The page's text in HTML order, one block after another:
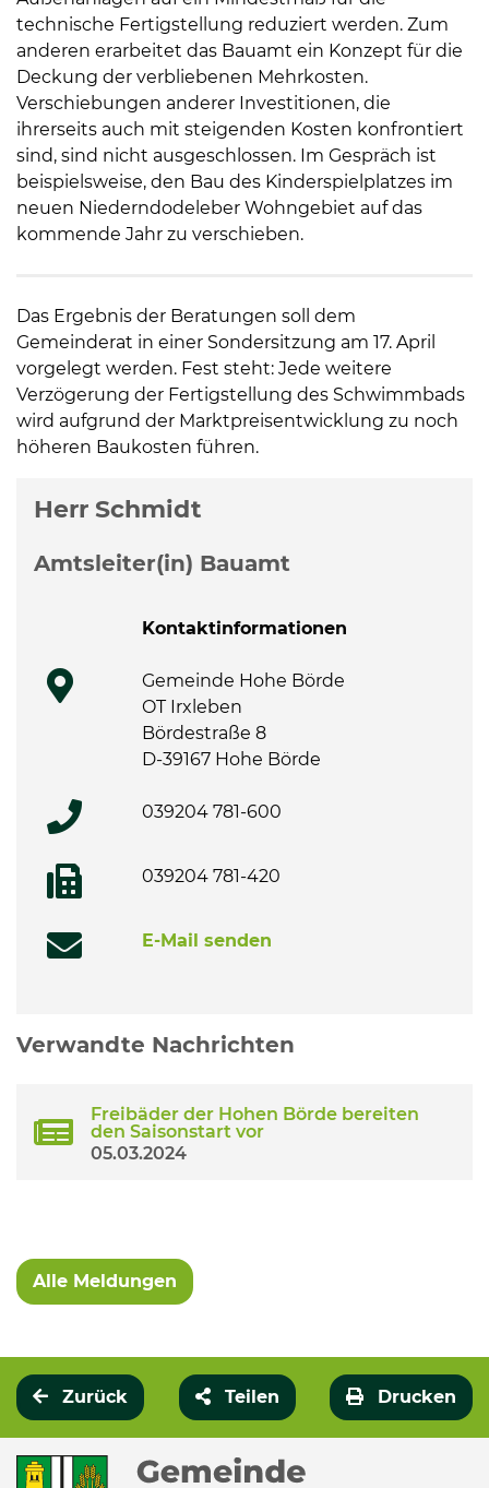
technische Fertigstellung reduziert werden. Zum
anderen erarbeitet das Bauamt ein Konzept für die
Deckung der verbliebenen Mehrkosten.
Verschiebungen anderer Investitionen, die
ihrerseits auch mit steigenden Kosten konfrontiert
sind, sind nicht ausgeschlossen. Im Gespräch ist
beispielsweise, den Bau des Kinderspielplatzes im
neuen Niederndodeleber Wohngebiet auf das
kommende Jahr zu verschieben.
Das Ergebnis der Beratungen soll dem
Gemeinderat in einer Sondersitzung am 17. April
vorgelegt werden. Fest steht: Jede weitere
Verzögerung der Fertigstellung des Schwimmbads
wird aufgrund der Marktpreisentwicklung zu noch
höheren Baukosten führen.
Weitere Informationen
Herr Schmidt
Amtsleiter(in) Bauamt
Kontaktinformationen
Gemeinde Hohe Börde
OT Irxleben
Bördestraße 8
D-39167 Hohe Börde
039204 781-600
039204 781-420
E-Mail senden
Verwandte Nachrichten
Freibäder der Hohen Börde bereiten
den Saisonstart vor
05.03.2024
Alle Meldungen
Zurück Teilen Drucken